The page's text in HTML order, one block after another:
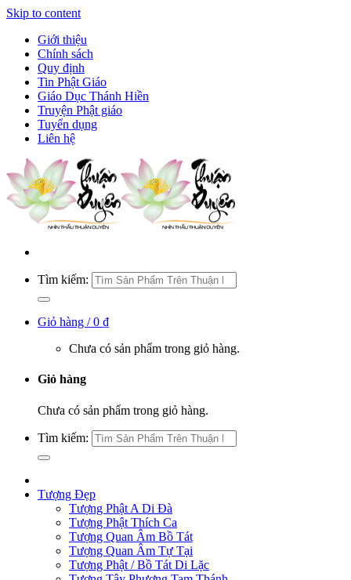
Skip to content
Giới thiệu
Chính sách
Quy định
Tin Phật Giáo
Giáo Dục Thánh Hiền
Truyện Phật giáo
Tuyển dụng
Liên hệ
Tìm kiếm:
Giỏ hàng /0 ₫
Chưa có sản phẩm trong giỏ hàng.
Giỏ hàng
Chưa có sản phẩm trong giỏ hàng.
Tìm kiếm:
Tượng Đẹp
Tượng Phật A Di Đà
Tượng Phật Thích Ca
Tượng Quan Âm Bồ Tát
Tượng Quan Âm Tự Tại
Tượng Phật / Bồ Tát Di Lặc